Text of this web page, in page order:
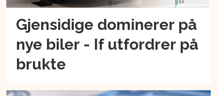
Gjensidige dominerer på
nye biler - If utfordrer på
brukte